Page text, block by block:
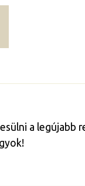
a legújabb